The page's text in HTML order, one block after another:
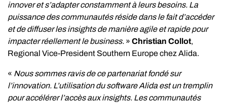
innover et s’adapter constamment à leurs besoins. La
puissance des communautés réside dans le fait d’accéder
et de diffuser les insights de manière agile et rapide pour
impacter réellement le business. » Christian Collot,
Regional Vice-President Southern Europe chez Alida.
« Nous sommes ravis de ce partenariat fondé sur
l’innovation. L’utilisation du software Alida est un tremplin
pour accélérer l’accès aux insights. Les communautés